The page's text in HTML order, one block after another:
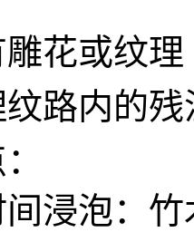
或纹理
路内的残
泡：竹